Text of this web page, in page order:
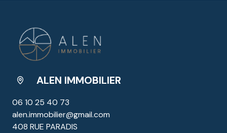
ALEN IMMOBILIER
06 10 25 40 73
alen.immobilier@gmail.com
408 RUE PARADIS